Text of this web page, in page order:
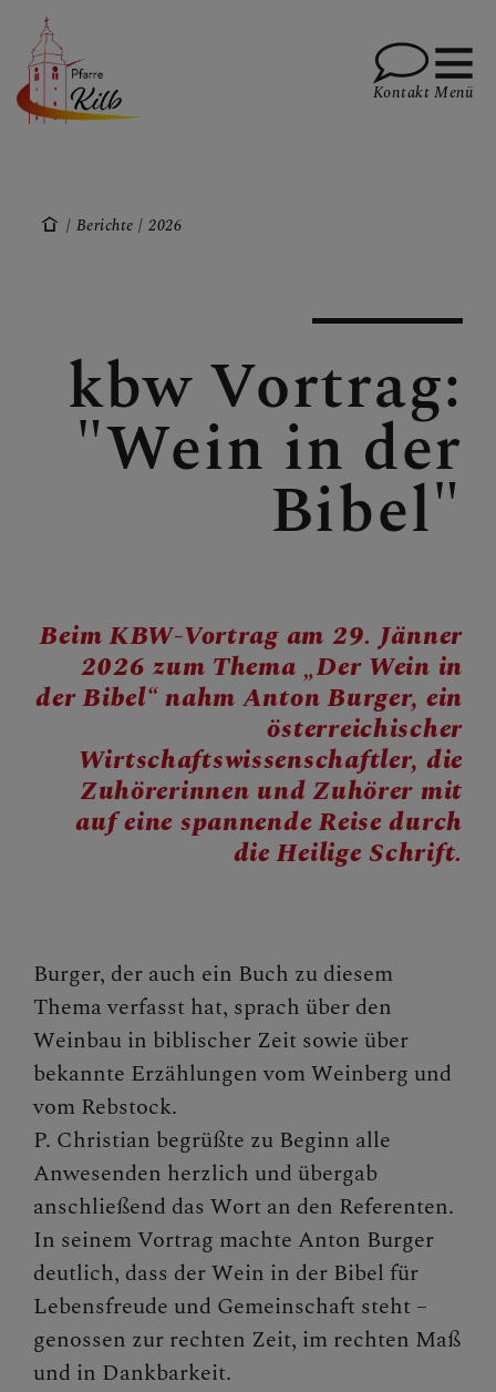
PFARRE
GOTTESDIENSTE
TERMINE
2024
2025
SAKRAMENTE
Kontakt Menü
Berichte 2026
kbw Vortrag:
"Wein in der
Bibel"
Beim KBW-Vortrag am 29. Jänner
2026 zum Thema „Der Wein in
der Bibel“ nahm Anton Burger, ein
österreichischer
Wirtschaftswissenschaftler, die
Zuhörerinnen und Zuhörer mit
auf eine spannende Reise durch
die Heilige Schrift.
Burger, der auch ein Buch zu diesem
Thema verfasst hat, sprach über den
Weinbau in biblischer Zeit sowie über
bekannte Erzählungen vom Weinberg und
vom Rebstock.
P. Christian begrüßte zu Beginn alle
Anwesenden herzlich und übergab
anschließend das Wort an den Referenten.
In seinem Vortrag machte Anton Burger
deutlich, dass der Wein in der Bibel für
Lebensfreude und Gemeinschaft steht –
genossen zur rechten Zeit, im rechten Maß
und in Dankbarkeit.